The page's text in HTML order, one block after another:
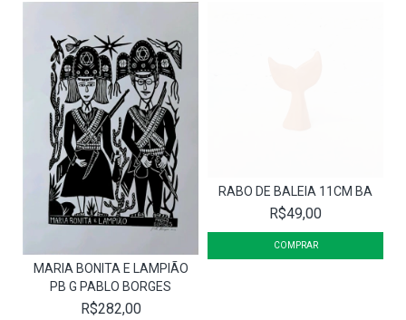
MARIA BONITA E LAMPIÃO
PB G PABLO BORGES
R$282,00
RABO DE BALEIA 11CM BA
R$49,00